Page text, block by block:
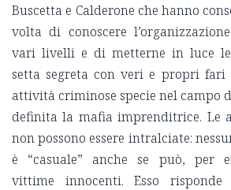
Buscetta e Calderone che hanno
volta di conoscere
vari livelli e di metterne in luce
setta segreta con veri e propri
attività criminose specie nel campo
definita la mafia imprenditrice. Le
non possono essere intralciate:
è “casuale” anche se può, per
vittime innocenti. Esso